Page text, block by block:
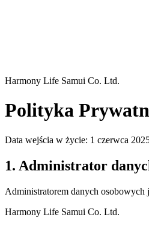
Harmony Life Samui Co. Ltd.
Polityka
Data wejścia w życie: 1 czerwca
1. Administrator
Administratorem danych osobowych
Harmony Life Samui Co. Ltd.